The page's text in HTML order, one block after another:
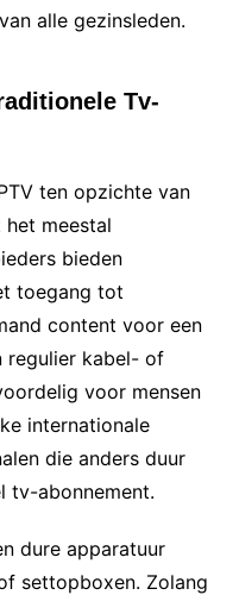
alle gezinsleden.
Tv-
ten opzichte van
meestal
bieden
toegang tot
content voor een
regulier kabel- of
voor mensen
internationale
die anders duur
tv-abonnement.
dure apparatuur
settopboxen. Zolang